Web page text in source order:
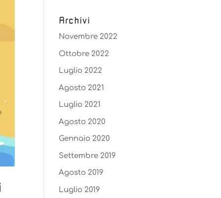
Archivi
Novembre 2022
Ottobre 2022
Luglio 2022
Agosto 2021
Luglio 2021
Agosto 2020
Gennaio 2020
Settembre 2019
Agosto 2019
Luglio 2019